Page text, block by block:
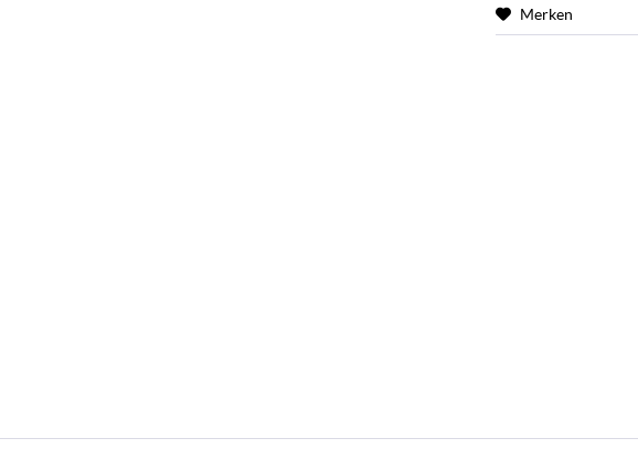
Merken